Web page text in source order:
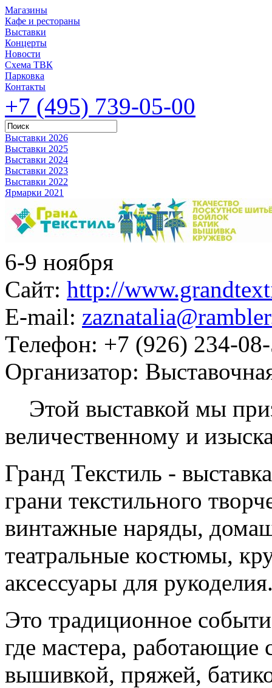
Магазины
Кафе и рестораны
Выставки
Концерты
Новости
Схема ТВК
Парковка
Контакты
+7 (495) 739-05-00
Выставки 2026
Выставки 2025
Выставки 2024
Выставки 2023
Выставки 2022
Ярмарки 2021
6-9 ноября
Сайт: http://
E-mail:
Телефон: +7 (926) 234-
Организатор:
Этой выставкой мы
величественному и
Гранд Текстиль -
грани текстильного
винтажные наряды,
театральные костюмы,
аксессуары для
Это традиционное
где мастера, работающие
вышивкой, пряжей,